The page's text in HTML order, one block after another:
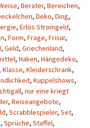
, Berater, Bereichen,
, Deko, Ding,
, Erlös Stromgeld,
, Form, Frage, Frisur,
, Geld, Griechenland,
, Haken, Hängedeko,
, Klasse, Kleiderschrank,
, Kuppelshows,
, nur eine kriegt
, Reiseangebote,
, Scrabblespieler, Set,
, Sprüche, Staffel,